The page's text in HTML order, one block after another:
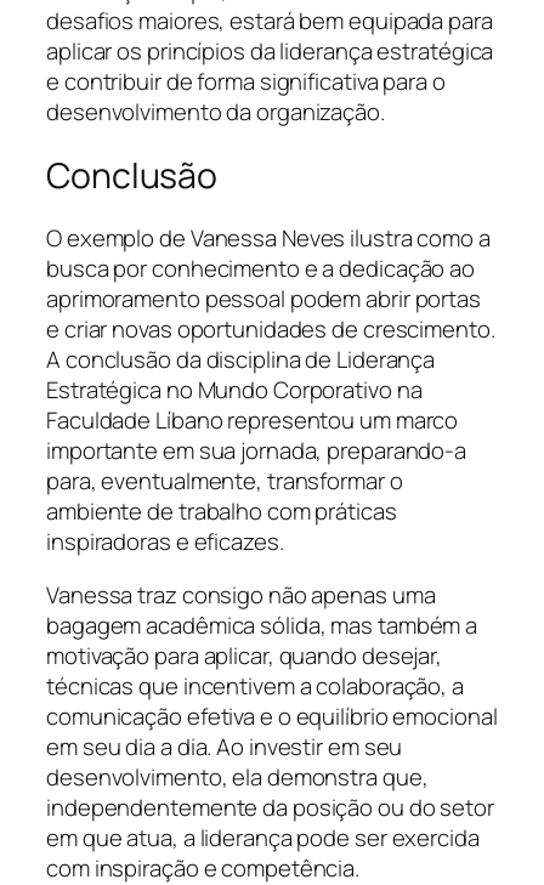
desafios maiores, estará bem equipada para
aplicar os princípios da liderança estratégica
e contribuir de forma significativa para o
desenvolvimento da organização.
Conclusão
O exemplo de Vanessa Neves ilustra como a
busca por conhecimento e a dedicação ao
aprimoramento pessoal podem abrir portas
e criar novas oportunidades de crescimento.
A conclusão da disciplina de Liderança
Estratégica no Mundo Corporativo na
Faculdade Líbano representou um marco
importante em sua jornada, preparando-a
para, eventualmente, transformar o
ambiente de trabalho com práticas
inspiradoras e eficazes.
Vanessa traz consigo não apenas uma
bagagem acadêmica sólida, mas também a
motivação para aplicar, quando desejar,
técnicas que incentivem a colaboração, a
comunicação efetiva e o equilíbrio emocional
em seu dia a dia. Ao investir em seu
desenvolvimento, ela demonstra que,
independentemente da posição ou do setor
em que atua, a liderança pode ser exercida
com inspiração e competência.